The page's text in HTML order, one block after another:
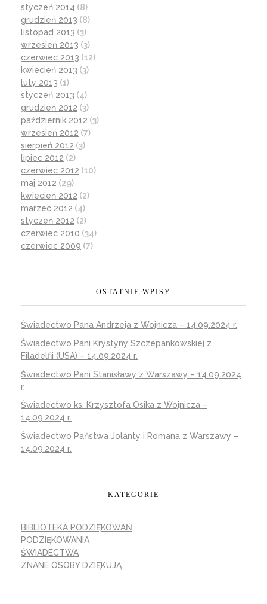
styczeń 2014 (8)
grudzień 2013 (8)
listopad 2013 (3)
wrzesień 2013 (3)
czerwiec 2013 (12)
kwiecień 2013 (3)
luty 2013 (1)
styczeń 2013 (4)
grudzień 2012 (3)
październik 2012 (3)
wrzesień 2012 (7)
sierpień 2012 (3)
lipiec 2012 (2)
czerwiec 2012 (10)
maj 2012 (29)
kwiecień 2012 (2)
marzec 2012 (4)
styczeń 2012 (2)
czerwiec 2010 (34)
czerwiec 2009 (7)
OSTATNIE WPISY
Świadectwo Pana Andrzeja z Wojnicza – 14.09.2024 r.
Świadectwo Pani Krystyny Szczepankowskiej z
Filadelfii (USA) – 14.09.2024 r.
Świadectwo Pani Stanisławy z Warszawy – 14.09.2024
r.
Świadectwo ks. Krzysztofa Osika z Wojnicza –
14.09.2024 r.
Świadectwo Państwa Jolanty i Romana z Warszawy –
14.09.2024 r.
KATEGORIE
BIBLIOTEKA PODZIĘKOWAŃ
PODZIĘKOWANIA
ŚWIADECTWA
ZNANE OSOBY DZIĘKUJĄ